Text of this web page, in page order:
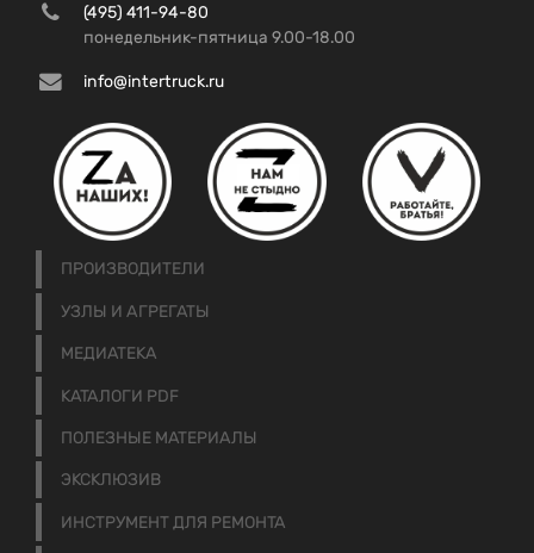
(495) 411-94-80
понедельник-пятница 9.00-18.00
info@intertruck.ru
ПРОИЗВОДИТЕЛИ
УЗЛЫ И АГРЕГАТЫ
МЕДИАТЕКА
КАТАЛОГИ PDF
ПОЛЕЗНЫЕ МАТЕРИАЛЫ
ЭКСКЛЮЗИВ
ИНСТРУМЕНТ ДЛЯ РЕМОНТА